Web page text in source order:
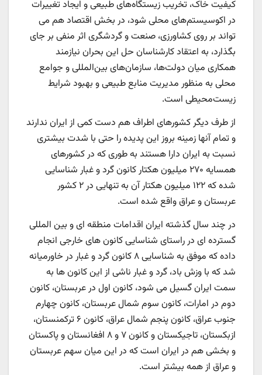
کیفیت خاک، تخریب زیستگاه‌های طبیعی و ایجاد تغییرات
در اکوسیستم‌های محلی شود، در بخش اقتصاد هم می
تواند بر روی کشاورزی، صنعت و گردشگری اثر منفی بر جای
بگذارد، به اعتقاد کارشناسان حل این بحران نیازمند
همکاری میان دولت‌ها، سازمان‌های بین‌المللی و جوامع
محلی به منظور مدیریت منابع طبیعی و بهبود شرایط
زیست‌محیطی است.
از طرف دیگر کشورهای اطراف هم دست کمی از ایران ندارند
و تمام آنها زمینه بروز این پدیده را حتی با شدت بیشتری
نسبت به ایران دارا هستند به طوری که در کشورهای
همسایه ۲۷۰ میلیون هکتار کانون گرد و غبار شناسایی
شده که ۱۲۲ میلیون هکتار آن به تنهایی در ۲ کشور
عربستان و عراق واقع شده است.
در چند سال گذشته ایران اقدامات منطقه ای و بین المللی
گسترده ای در راستای شناسایی کانون های خارجی انجام
داده که موفق به شناسایی ٨ کانون گرد و غبار در خاورمیانه
شد که با وزش باد، گرد و غبار ناشی از این کانون ها به
سمت ایران گسیل می شود، کانون اول در عربستان، کانون
دوم در امارات، کانون سوم شمال عربستان، کانون چهارم
جنوب عراق، کانون پنجم شمال عراق، کانون ۶ ترکمنستان،
ازبکستان، تاجیکستان و کانون ٧ و ٨ افغانستان و پاکستان
و بخشی هم در ایران است که در این میان سهم عربستان
و عراق از همه بیشتر است.